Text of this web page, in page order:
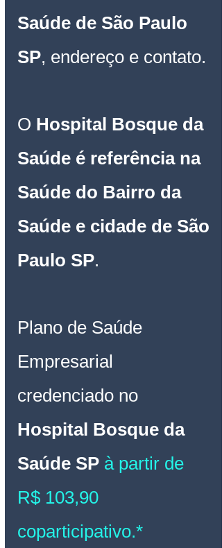
Saúde de São Paulo
SP, endereço e contato.
O Hospital Bosque da
Saúde é referência na
Saúde do Bairro da
Saúde e cidade de São
Paulo SP.
Plano de Saúde
Empresarial
credenciado no
Hospital Bosque da
Saúde SP à partir de
R$ 103,90
coparticipativo.*